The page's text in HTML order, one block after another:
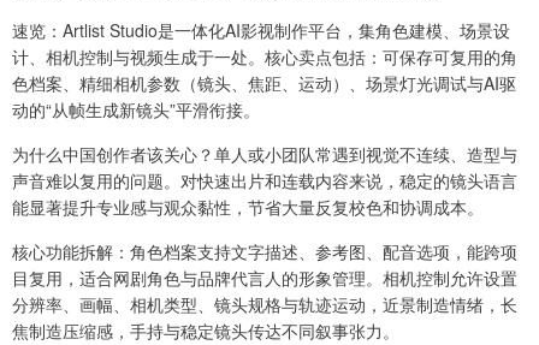
速览：Artlist Studio是一体化AI影视制作平台，集角色建模、场景设
计、相机控制与视频生成于一处。核心卖点包括：可保存可复用的角
色档案、精细相机参数（镜头、焦距、运动）、场景灯光调试与AI驱
动的“从帧生成新镜头”平滑衔接。
为什么中国创作者该关心？单人或小团队常遇到视觉不连续、造型与
声音难以复用的问题。对快速出片和连载内容来说，稳定的镜头语言
能显著提升专业感与观众黏性，节省大量反复校色和协调成本。
核心功能拆解：角色档案支持文字描述、参考图、配音选项，能跨项
目复用，适合网剧角色与品牌代言人的形象管理。相机控制允许设置
分辨率、画幅、相机类型、镜头规格与轨迹运动，近景制造情绪，长
焦制造压缩感，手持与稳定镜头传达不同叙事张力。